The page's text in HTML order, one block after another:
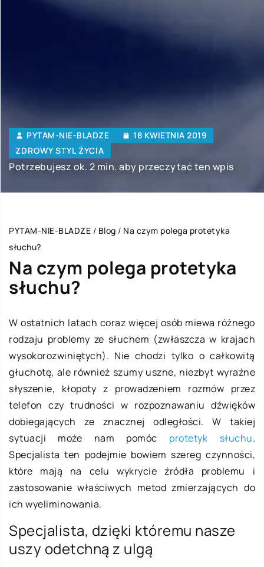
PYTAM-NIE-BLADZE
18 KWIETNIA 2019
ZDROWY STYL ŻYCIA
Potrzebujesz ok. 2 min. aby przeczytać ten wpis
PYTAM-NIE-BLADZE / Blog / Na czym polega protetyka
słuchu?
Na czym polega protetyka
słuchu?
W ostatnich latach coraz więcej osób miewa różnego
rodzaju problemy ze słuchem (zwłaszcza w krajach
wysokorozwiniętych). Nie chodzi tylko o całkowitą
głuchotę, ale również szumy uszne, niezbyt wyraźne
słyszenie, kłopoty z prowadzeniem rozmów przez
telefon czy trudności w rozpoznawaniu dźwięków
dobiegających ze znacznej odległości. W takiej
sytuacji może nam pomóc protetyk słuchu.
Specjalista ten podejmie bowiem szereg czynności,
które mają na celu wykrycie źródła problemu i
zastosowanie właściwych metod zmierzających do
ich wyeliminowania.
Specjalista, dzięki któremu nasze
uszy odetchną z ulgą